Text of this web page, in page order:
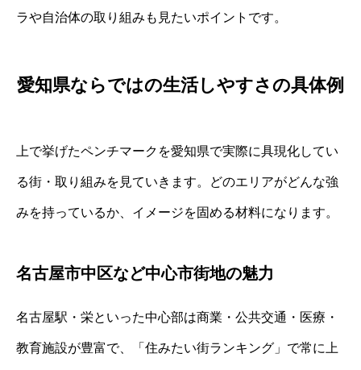
ラや自治体の取り組みも見たいポイントです。
愛知県ならではの生活しやすさの具体例
上で挙げたペンチマークを愛知県で実際に具現化してい
る街・取り組みを見ていきます。どのエリアがどんな強
みを持っているか、イメージを固める材料になります。
名古屋市中区など中心市街地の魅力
名古屋駅・栄といった中心部は商業・公共交通・医療・
教育施設が豊富で、「住みたい街ランキング」で常に上